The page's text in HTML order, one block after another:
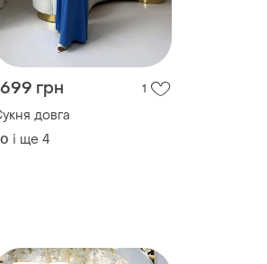
грн 1
довга
і ще 4